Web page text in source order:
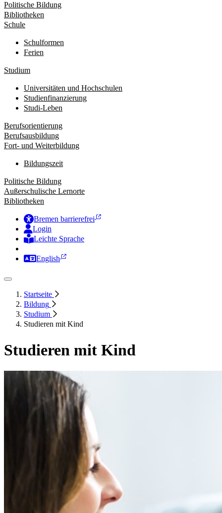
Politische Bildung
Bibliotheken
Schule
Schulformen
Ferien
Studium
Universitäten und Hochschulen
Studienfinanzierung
Studi-Leben
Berufsorientierung
Berufsausbildung
Fort- und Weiterbildung
Bildungszeit
Politische Bildung
Außerschulische Lernorte
Bibliotheken
Bremen barrierefrei
Login
Leichte Sprache
English
Startseite
Bildung
Studium
Studieren mit Kind
Studieren mit Kind